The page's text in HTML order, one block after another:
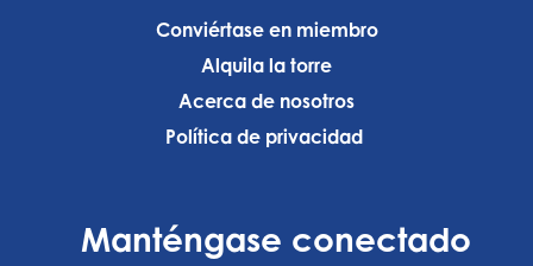
Conviértase en miembro
Alquila la torre
Acerca de nosotros
Política de privacidad ‍
Manténgase conectado